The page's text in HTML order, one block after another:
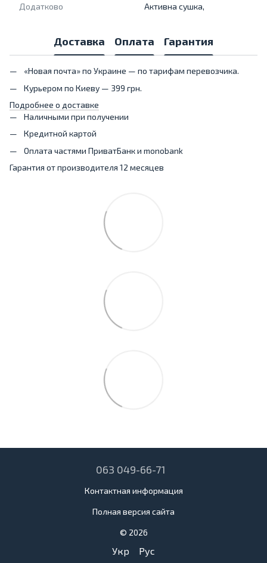
Додатково Активна сушка,
Доставка Оплата Гарантия
«Новая почта» по Украине — по тарифам перевозчика.
Курьером по Киеву — 399 грн.
Подробнее о доставке
Наличными при получении
Кредитной картой
Оплата частями ПриватБанк и monobank
Гарантия от производителя 12 месяцев
063 049-66-71
Контактная информация
Полная версия сайта
© 2026
Укр Рус